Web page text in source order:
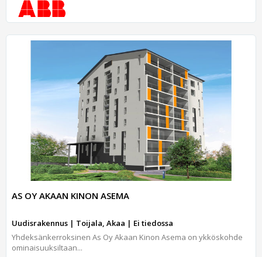
AS OY AKAAN KINON ASEMA
Uudisrakennus | Toijala, Akaa | Ei tiedossa
Yhdeksänkerroksinen As Oy Akaan Kinon Asema on ykköskohde
ominaisuuksiltaan...